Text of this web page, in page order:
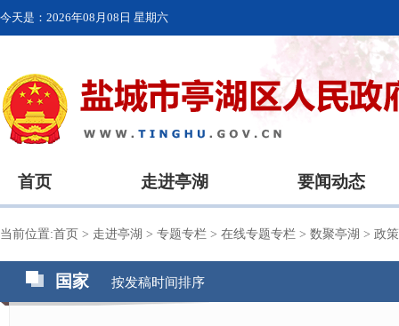
今天是： 2026年08月08日 星期六
首页 走进亭湖 要闻动态
当前位置:首页 > 走进亭湖 > 专题专栏 > 在线专题专栏 > 数聚亭湖 > 政
国家 按发稿时间排序